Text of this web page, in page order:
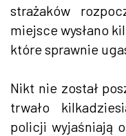
strażaków
miejsce wysłano
które sprawnie
Nikt nie został
trwało
policji wyjaśniają